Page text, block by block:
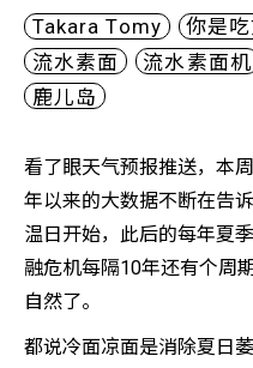
Takara Tomy
你是
流水素面
流水素面机
鹿儿岛
看了眼天气预报推送，本
年以来的大数据不断在告
温日开始，此后的每年夏
融危机每隔10年还有个周
自然了。
都说冷面凉面是消除夏日